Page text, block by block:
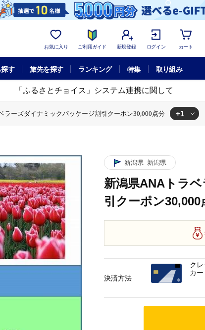
お気に入り ご利用ガイド 新規登録 ログイン カート
す 旅先を探す ランキング 特集 取り組み
「ふるさとチョイス」システム連携に関して
ラーズダイナミックパッケージ割引クーポン30,000点分 +1
新潟県 新潟県
新潟県ANAトラ
引クーポン30,000
決済方法
ク
カ